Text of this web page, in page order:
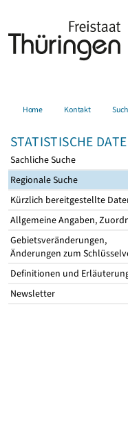
Home Kontakt
STATISTISCHE
Sachliche Suche
Regionale Suche
Kürzlich bereitgestellte
Allgemeine Angaben,
Gebietsveränderungen,
Änderungen zum
Definitionen und
Newsletter